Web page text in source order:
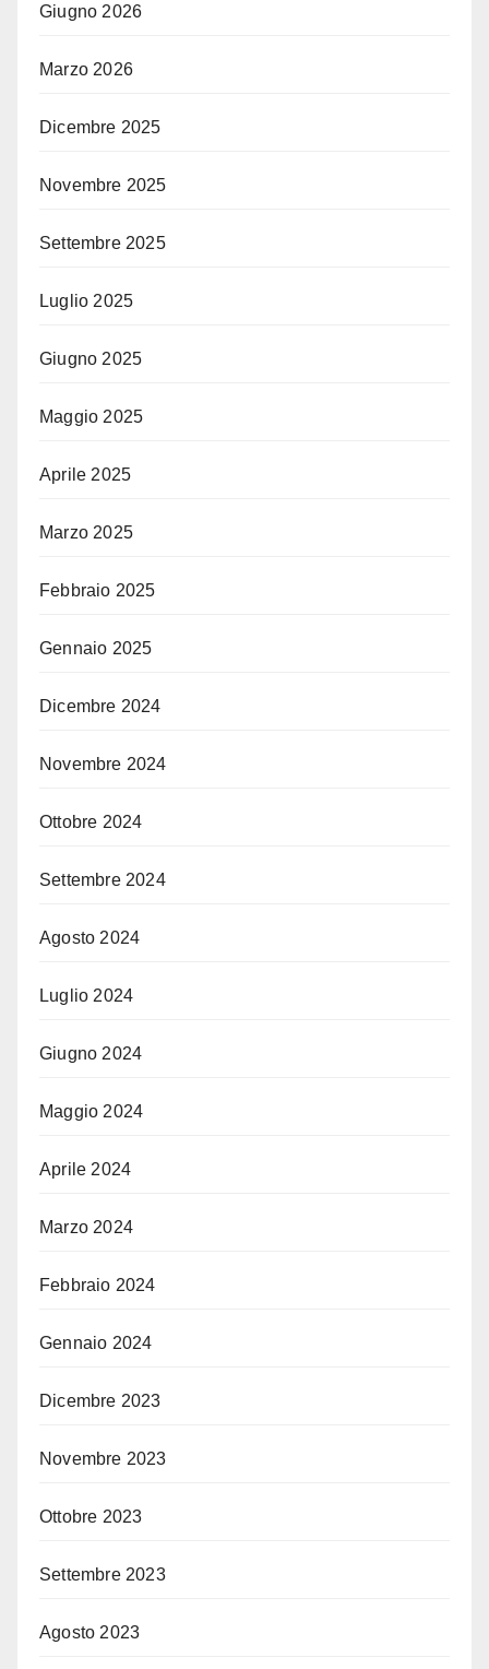
Giugno 2026
Marzo 2026
Dicembre 2025
Novembre 2025
Settembre 2025
Luglio 2025
Giugno 2025
Maggio 2025
Aprile 2025
Marzo 2025
Febbraio 2025
Gennaio 2025
Dicembre 2024
Novembre 2024
Ottobre 2024
Settembre 2024
Agosto 2024
Luglio 2024
Giugno 2024
Maggio 2024
Aprile 2024
Marzo 2024
Febbraio 2024
Gennaio 2024
Dicembre 2023
Novembre 2023
Ottobre 2023
Settembre 2023
Agosto 2023